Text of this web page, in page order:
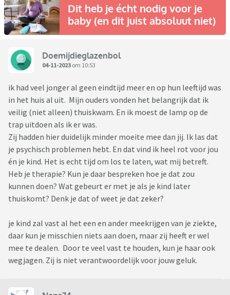
Dit heb je écht nodig voor je
baby (en dit juist absoluut niet)
Doemijdieglazenbol
04-11-2023 om 10:53
ik had veel jonger al geen eindtijd meer en op hun leeftijd was
in het huis al uit. Mijn ouders vonden het belangrijk dat ik
veilig (niet alleen) thuiskwam. En ik moest de lamp op de
trap uitdoen als ik er was.
Zij hadden hier duidelijk minder moeite mee dan jij. Ik las dat
je psychisch problemen hebt. En dat vind ik heel rot voor jou
én je kind. Het is echt tijd om los te laten, wat mij betreft.
Heb je therapie? Kun je daar bespreken hoe je dat zou
kunnen doen? Wat gebeurt er met je als je kind later
thuiskomt? Denk je dat of weet je dat zeker?
je kind zal vast al het een en ander meekrijgen van je ziekte,
daar kun je misschien niets aan doen, maar zij heeft er wel
mee te dealen. Door te veel vast te houden, kun je haar ook
wegjagen. Zij is niet verantwoordelijk voor jouw geluk.